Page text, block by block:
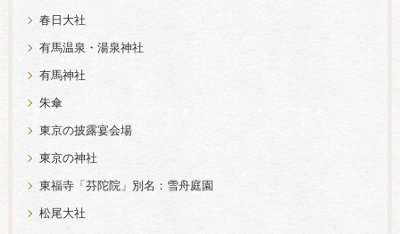
春日大社
有馬温泉・湯泉神社
有馬神社
朱傘
東京の披露宴会場
東京の神社
東福寺「芬陀院」別名：雪舟庭園
松尾大社